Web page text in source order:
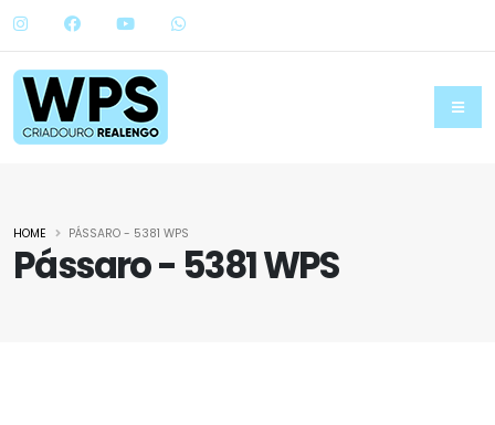
Pássaro - 5381 WPS
HOME PÁSSARO - 5381 WPS